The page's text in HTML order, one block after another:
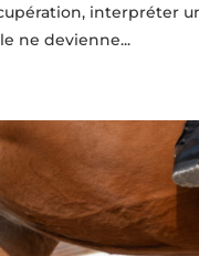
interpréter
ne devienne...